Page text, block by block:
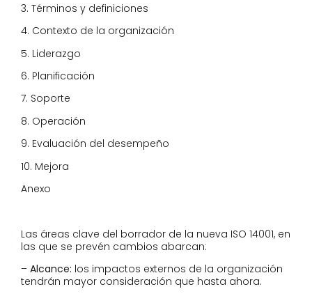
3. Términos y definiciones
4. Contexto de la organización
5. Liderazgo
6. Planificación
7. Soporte
8. Operación
9. Evaluación del desempeño
10. Mejora
Anexo
Las áreas clave del borrador de la nueva ISO 14001, en
las que se prevén cambios abarcan:
– Alcance: los impactos externos de la organización
tendrán mayor consideración que hasta ahora.